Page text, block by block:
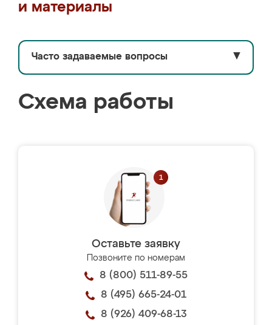
и материалы
Часто задаваемые вопросы ▼
Схема работы
Оставьте заявку
Позвоните по номерам
8 (800) 511-89-55
8 (495) 665-24-01
8 (926) 409-68-13